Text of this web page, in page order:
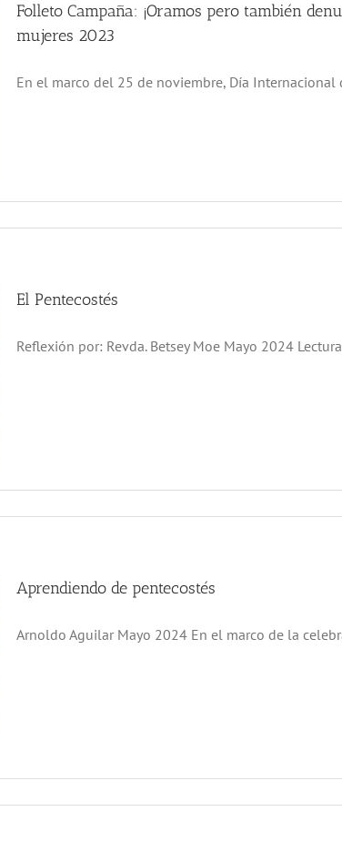
Folleto Campaña: ¡Oramos pero también
mujeres 2023
En el marco del 25 de noviembre, Día Internacional
El Pentecostés
Reflexión por: Revda. Betsey Moe Mayo 2024
Aprendiendo de pentecostés
Arnoldo Aguilar Mayo 2024 En el marco de la